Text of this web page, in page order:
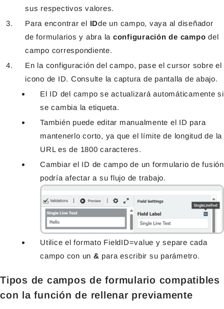
sus respectivos valores.
Para encontrar el IDde un campo, vaya al diseñador
de formularios y abra la configuración de campo del
campo correspondiente.
En la configuración del campo, pase el cursor sobre el
icono de ID. Consulte la captura de pantalla de abajo.
El ID del campo se actualizará automáticamente si
se cambia la etiqueta.
También puede editar manualmente el ID para
mantenerlo corto, ya que el límite de longitud de la
URL es de 1800 caracteres.
Cambiar el ID de campo de un formulario de fusión
podría afectar a su flujo de trabajo.
Utilice el formato FieldID=value y separe cada
campo con un & para escribir su parámetro.
Tipos de campos de formulario compatibles
con la función de rellenar previamente